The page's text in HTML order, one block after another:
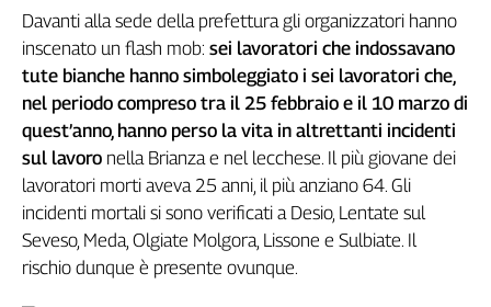
ragione
120
Cgil
Collettiva
Academy
Collettiva
Play
Collettiva
Davanti alla sede della prefettura gli organizzatori hanno
inscenato un flash mob: sei lavoratori che indossavano
tute bianche hanno simboleggiato i sei lavoratori che,
nel periodo compreso tra il 25 febbraio e il 10 marzo di
quest’anno, hanno perso la vita in altrettanti incidenti
sul lavoro nella Brianza e nel lecchese. Il più giovane dei
lavoratori morti aveva 25 anni, il più anziano 64. Gli
incidenti mortali si sono verificati a Desio, Lentate sul
Seveso, Meda, Olgiate Molgora, Lissone e Sulbiate. Il
rischio dunque è presente ovunque.